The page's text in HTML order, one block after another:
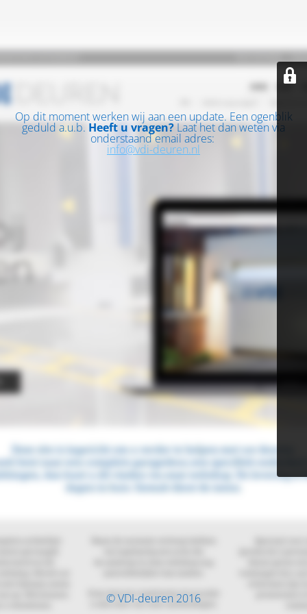
Op dit moment werken wij aan een update. Een ogenblik
geduld a.u.b. Heeft u vragen? Laat het dan weten via
onderstaand email adres:
info@vdi-deuren.nl
© VDI-deuren 2016